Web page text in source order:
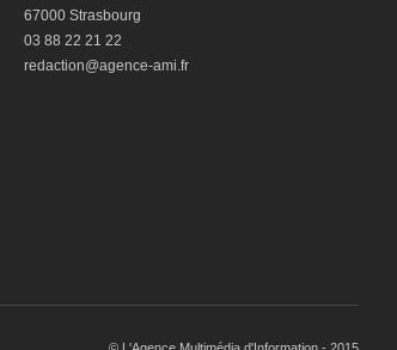
67000 Strasbourg
03 88 22 21 22
redaction@agence-ami.fr